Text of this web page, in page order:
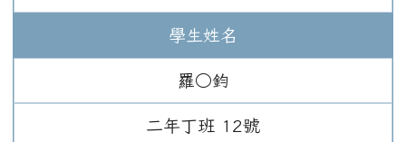
學生姓名
羅○鈞
二年丁班 12號